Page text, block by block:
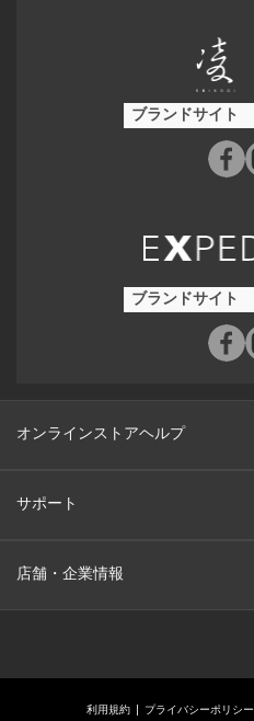
ブランドサイト
ブランドサイト
オンラインストアヘルプ
サポート
店舗・企業情報
利用規約 プライバシーポリシー